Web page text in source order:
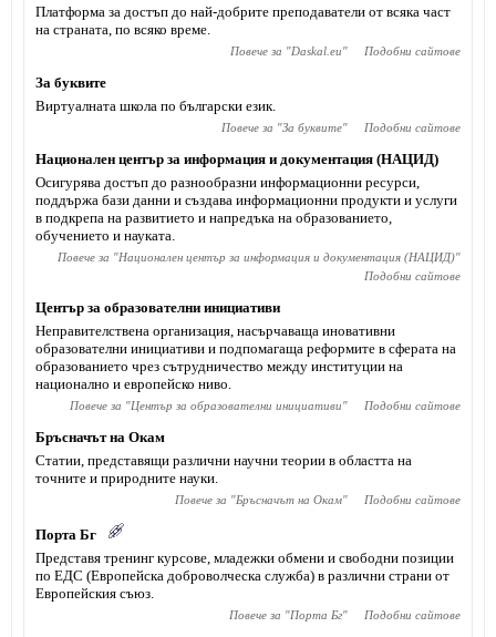
Платформа за достъп до най-добрите преподаватели от всяка част
на страната, по всяко време.
Повече за "Daskal.eu" Подобни сайтове
За буквите
Виртуалната школа по български език.
Повече за "За буквите" Подобни сайтове
Национален център за информация и документация (НАЦИД)
Осигурява достъп до разнообразни информационни ресурси,
поддържа бази данни и създава информационни продукти и услуги
в подкрепа на развитието и напредъка на образованието,
обучението и науката.
Повече за "Национален център за информация и документация (НАЦИД)"
Подобни сайтове
Център за образователни инициативи
Неправителствена организация, насърчаваща иновативни
образователни инициативи и подпомагаща реформите в сферата на
образованието чрез сътрудничество между институции на
национално и европейско ниво.
Повече за "Център за образователни инициативи" Подобни сайтове
Бръсначът на Окам
Статии, представящи различни научни теории в областта на
точните и природните науки.
Повече за "Бръсначът на Окам" Подобни сайтове
Порта Бг
Представя тренинг курсове, младежки обмени и свободни позиции
по ЕДС (Европейска доброволческа служба) в различни страни от
Европейския съюз.
Повече за "Порта Бг" Подобни сайтове